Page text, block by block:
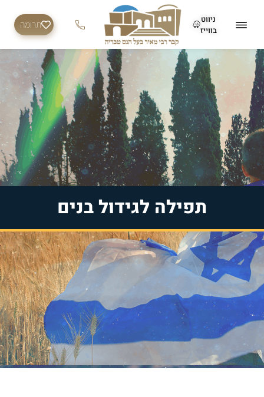
ניווט
בווייז
תרומה
תפילה לגידול בנים